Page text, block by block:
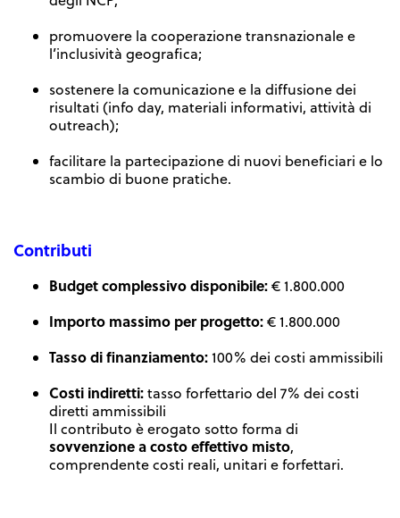
promuovere la cooperazione transnazionale e
l’inclusività geografica;
sostenere la comunicazione e la diffusione dei
risultati (info day, materiali informativi, attività di
outreach);
facilitare la partecipazione di nuovi beneficiari e lo
scambio di buone pratiche.
Contributi
Budget complessivo disponibile:€ 1.800.000
Importo massimo per progetto:€ 1.800.000
Tasso di finanziamento:100% dei costi ammissibili
Costi indiretti:tasso forfettario del 7% dei costi
diretti ammissibili
Il contributo è erogato sotto forma di
sovvenzione a costo effettivo misto,
comprendente costi reali, unitari e forfettari.